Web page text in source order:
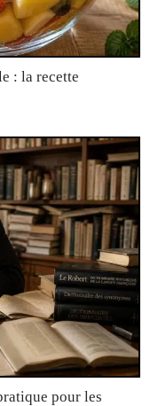
: la recette
pour les